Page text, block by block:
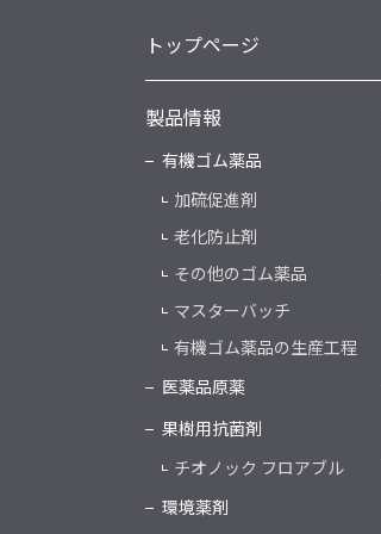
トップページ
製品情報
有機ゴム薬品
加硫促進剤
老化防止剤
その他のゴム薬品
マスターバッチ
有機ゴム薬品の生産工程
医薬品原薬
果樹用抗菌剤
チオノック フロアブル
環境薬剤